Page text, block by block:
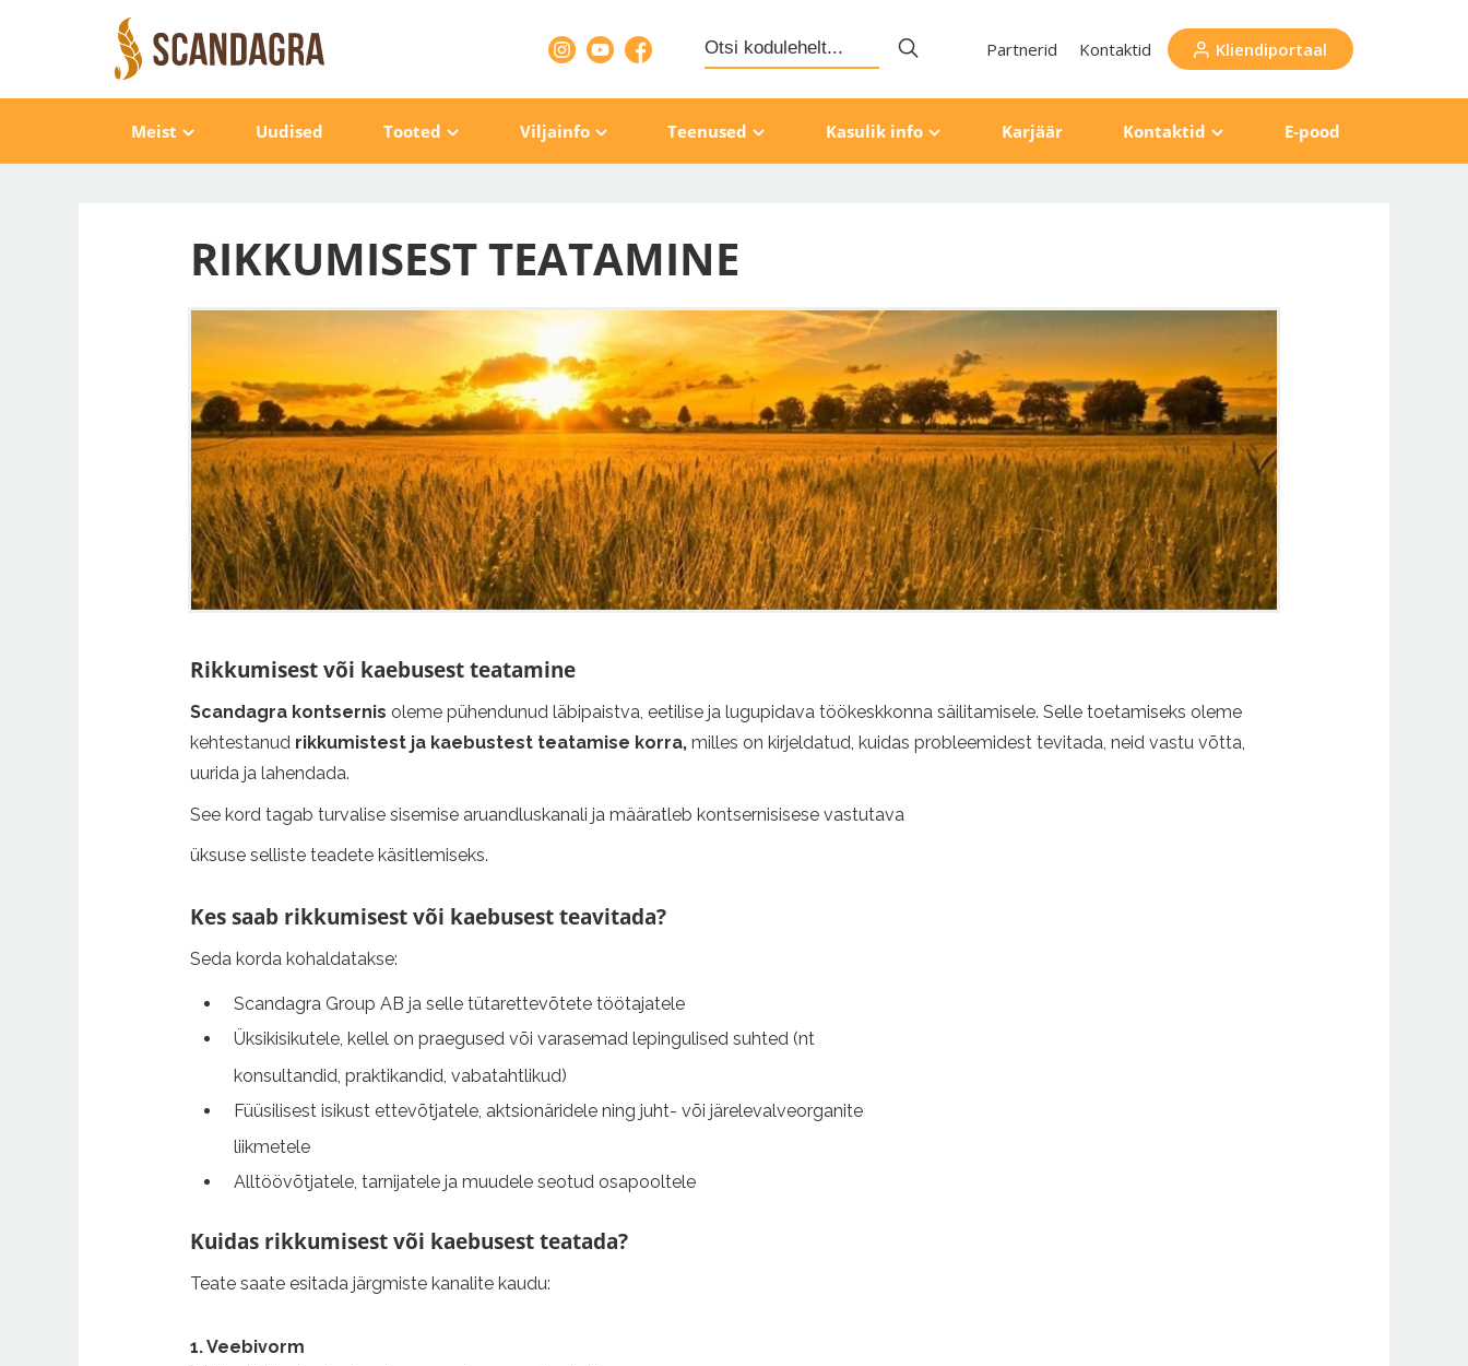
Search
for: Partnerid Kontaktid Kliendiportaal
Meist Uudised Tooted Viljainfo Teenused Kasulik info Karjäär Kontaktid E-pood
RIKKUMISEST TEATAMINE
Rikkumisest või kaebusest teatamine
Scandagra kontsernis oleme pühendunud läbipaistva, eetilise ja lugupidava töökeskkonna säilitamisele. Selle toetamiseks oleme
kehtestanud rikkumistest ja kaebustest teatamise korra, milles on kirjeldatud, kuidas probleemidest tevitada, neid vastu võtta,
uurida ja lahendada.
See kord tagab turvalise sisemise aruandluskanali ja määratleb kontsernisisese vastutava
üksuse selliste teadete käsitlemiseks.
Kes saab rikkumisest või kaebusest teavitada?
Seda korda kohaldatakse:
Scandagra Group AB ja selle tütarettevõtete töötajatele
Üksikisikutele, kellel on praegused või varasemad lepingulised suhted (nt
konsultandid, praktikandid, vabatahtlikud)
Füüsilisest isikust ettevõtjatele, aktsionäridele ning juht- või järelevalveorganite
liikmetele
Alltöövõtjatele, tarnijatele ja muudele seotud osapooltele
Kuidas rikkumisest või kaebusest teatada?
Teate saate esitada järgmiste kanalite kaudu:
1. Veebivorm